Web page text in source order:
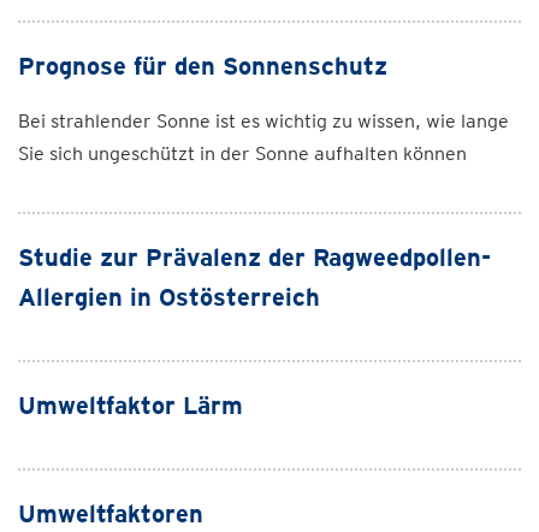
Prognose für den Sonnenschutz
Bei strahlender Sonne ist es wichtig zu wissen, wie lange
Sie sich ungeschützt in der Sonne aufhalten können
Studie zur Prävalenz der Ragweedpollen-
Allergien in Ostösterreich
Umweltfaktor Lärm
Umweltfaktoren